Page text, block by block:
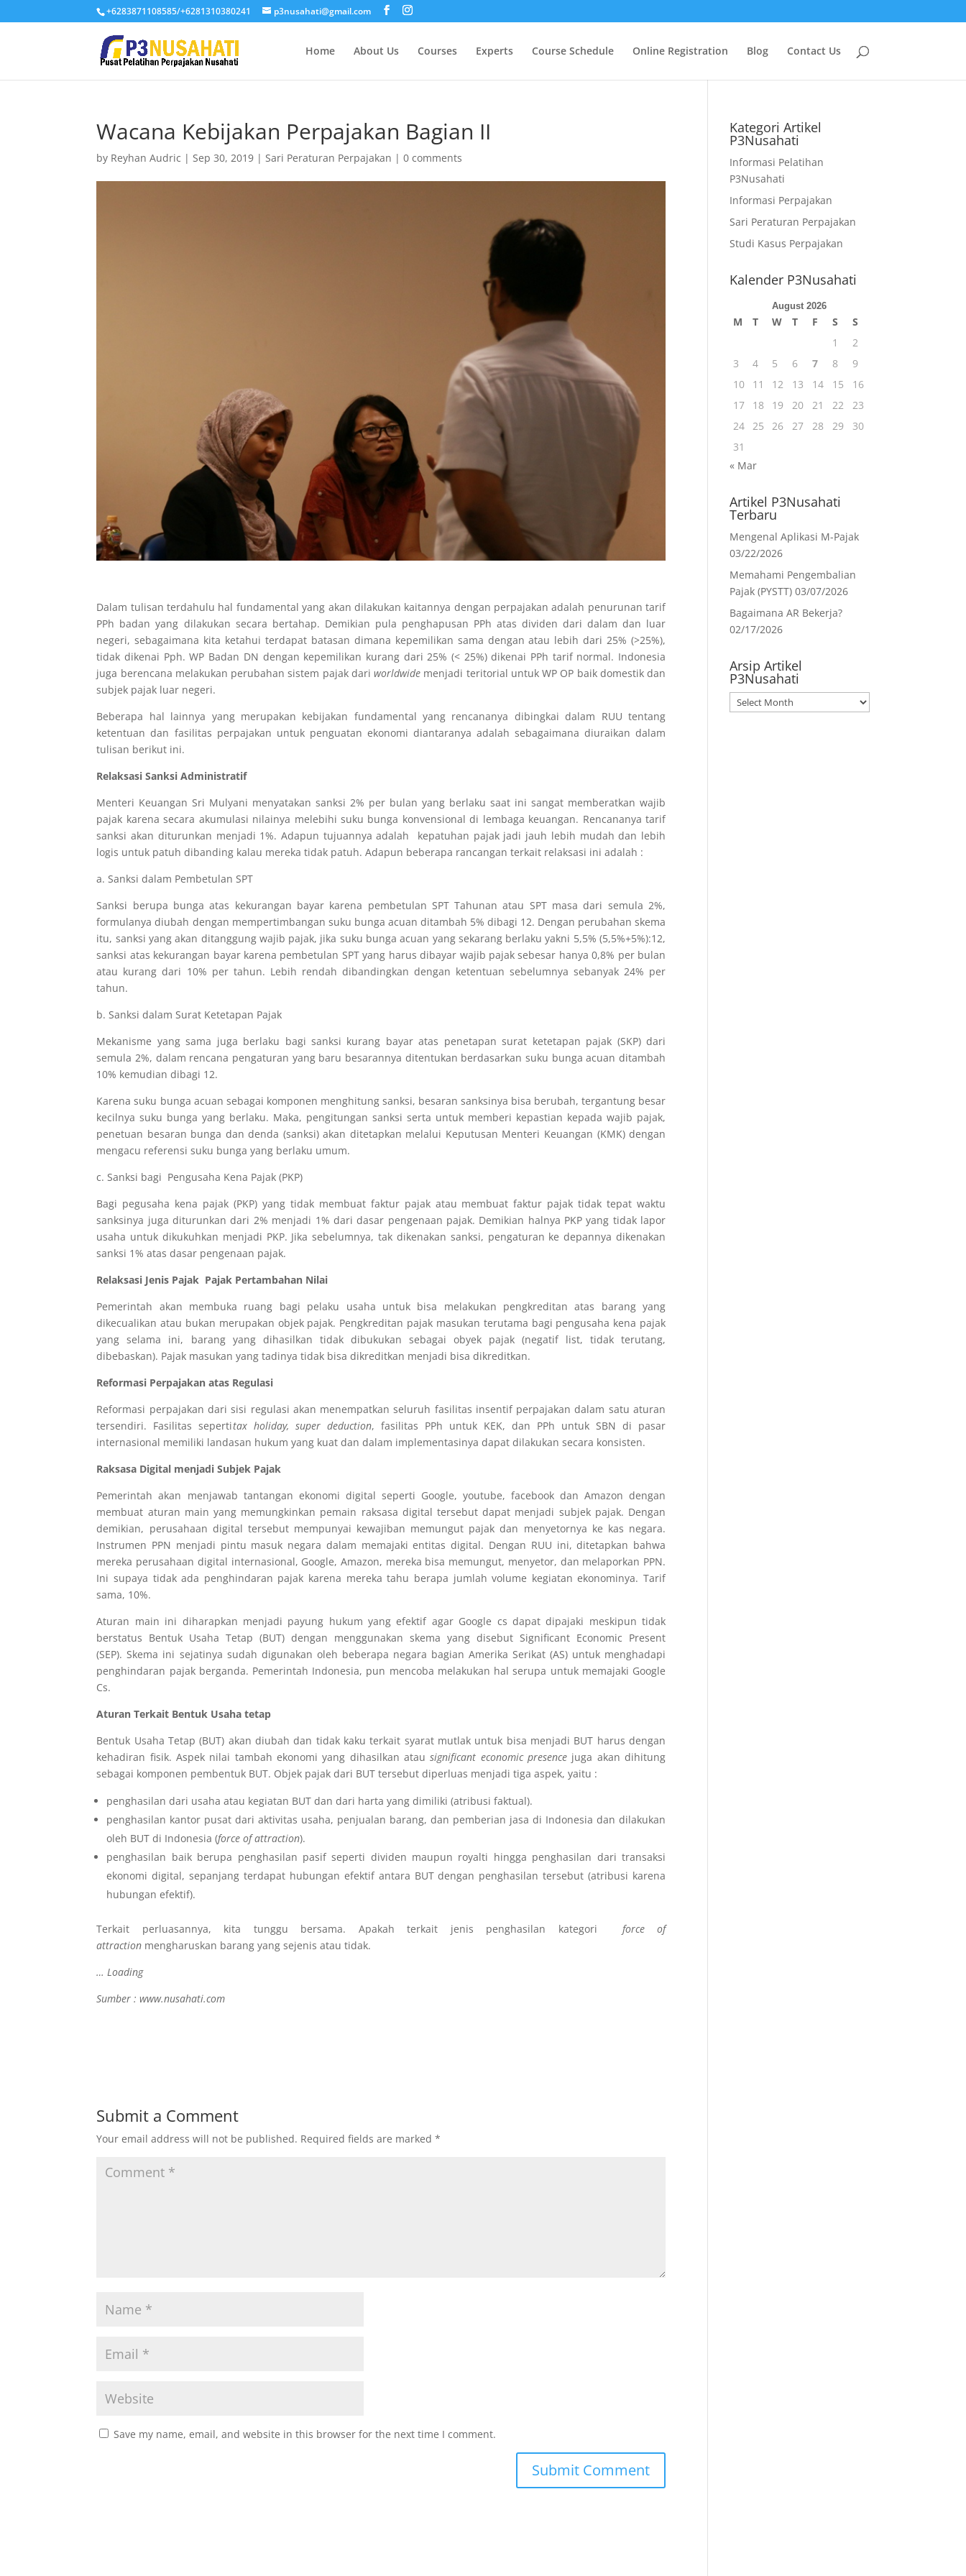
+6283871108585/+6281310380241 p3nusahati@gmail.com
Home About Us Courses Experts Course Schedule Online Registration Blog Contact Us
Wacana Kebijakan Perpajakan Bagian II
by Reyhan Audric |Sep 30, 2019 |Sari Peraturan Perpajakan |0 comments
Dalam tulisan terdahulu hal fundamental yang akan dilakukan kaitannya dengan perpajakan adalah penurunan tarif
PPh badan yang dilakukan secara bertahap. Demikian pula penghapusan PPh atas dividen dari dalam dan luar
negeri, sebagaimana kita ketahui terdapat batasan dimana kepemilikan sama dengan atau lebih dari 25% (>25%),
tidak dikenai Pph. WP Badan DN dengan kepemilikan kurang dari 25% (< 25%) dikenai PPh tarif normal. Indonesia
juga berencana melakukan perubahan sistem pajak dariworldwide menjadi teritorial untuk WP OP baik domestik dan
subjek pajak luar negeri.
Beberapa hal lainnya yang merupakan kebijakan fundamental yang rencananya dibingkai dalam RUU tentang
ketentuan dan fasilitas perpajakan untuk penguatan ekonomi diantaranya adalah sebagaimana diuraikan dalam
tulisan berikut ini.
Relaksasi Sanksi Administratif
Menteri Keuangan Sri Mulyani menyatakan sanksi 2% per bulan yang berlaku saat ini sangat memberatkan wajib
pajak karena secara akumulasi nilainya melebihi suku bunga konvensional di lembaga keuangan. Rencananya tarif
sanksi akan diturunkan menjadi 1%. Adapun tujuannya adalah kepatuhan pajak jadi jauh lebih mudah dan lebih
logis untuk patuh dibanding kalau mereka tidak patuh. Adapun beberapa rancangan terkait relaksasi ini adalah :
a. Sanksi dalam Pembetulan SPT
Sanksi berupa bunga atas kekurangan bayar karena pembetulan SPT Tahunan atau SPT masa dari semula 2%,
formulanya diubah dengan mempertimbangan suku bunga acuan ditambah 5% dibagi 12. Dengan perubahan skema
itu, sanksi yang akan ditanggung wajib pajak, jika suku bunga acuan yang sekarang berlaku yakni 5,5% (5,5%+5%):12,
sanksi atas kekurangan bayar karena pembetulan SPT yang harus dibayar wajib pajak sebesar hanya 0,8% per bulan
atau kurang dari 10% per tahun. Lebih rendah dibandingkan dengan ketentuan sebelumnya sebanyak 24% per
tahun.
b. Sanksi dalam Surat Ketetapan Pajak
Mekanisme yang sama juga berlaku bagi sanksi kurang bayar atas penetapan surat ketetapan pajak (SKP) dari
semula 2%, dalam rencana pengaturan yang baru besarannya ditentukan berdasarkan suku bunga acuan ditambah
10% kemudian dibagi 12.
Karena suku bunga acuan sebagai komponen menghitung sanksi, besaran sanksinya bisa berubah, tergantung besar
kecilnya suku bunga yang berlaku. Maka, pengitungan sanksi serta untuk memberi kepastian kepada wajib pajak,
penetuan besaran bunga dan denda (sanksi) akan ditetapkan melalui Keputusan Menteri Keuangan (KMK) dengan
mengacu referensi suku bunga yang berlaku umum.
c. Sanksi bagi Pengusaha Kena Pajak (PKP)
Bagi pegusaha kena pajak (PKP) yang tidak membuat faktur pajak atau membuat faktur pajak tidak tepat waktu
sanksinya juga diturunkan dari 2% menjadi 1% dari dasar pengenaan pajak. Demikian halnya PKP yang tidak lapor
usaha untuk dikukuhkan menjadi PKP. Jika sebelumnya, tak dikenakan sanksi, pengaturan ke depannya dikenakan
sanksi 1% atas dasar pengenaan pajak.
Relaksasi Jenis Pajak Pajak Pertambahan Nilai
Pemerintah akan membuka ruang bagi pelaku usaha untuk bisa melakukan pengkreditan atas barang yang
dikecualikan atau bukan merupakan objek pajak. Pengkreditan pajak masukan terutama bagi pengusaha kena pajak
yang selama ini, barang yang dihasilkan tidak dibukukan sebagai obyek pajak (negatif list, tidak terutang,
dibebaskan). Pajak masukan yang tadinya tidak bisa dikreditkan menjadi bisa dikreditkan.
Reformasi Perpajakan atas Regulasi
Reformasi perpajakan dari sisi regulasi akan menempatkan seluruh fasilitas insentif perpajakan dalam satu aturan
tersendiri. Fasilitas sepertitax holiday, super deduction, fasilitas PPh untuk KEK, dan PPh untuk SBN di pasar
internasional memiliki landasan hukum yang kuat dan dalam implementasinya dapat dilakukan secara konsisten.
Raksasa Digital menjadi Subjek Pajak
Pemerintah akan menjawab tantangan ekonomi digital seperti Google, youtube, facebook dan Amazon dengan
membuat aturan main yang memungkinkan pemain raksasa digital tersebut dapat menjadi subjek pajak. Dengan
demikian, perusahaan digital tersebut mempunyai kewajiban memungut pajak dan menyetornya ke kas negara.
Instrumen PPN menjadi pintu masuk negara dalam memajaki entitas digital. Dengan RUU ini, ditetapkan bahwa
mereka perusahaan digital internasional, Google, Amazon, mereka bisa memungut, menyetor, dan melaporkan PPN.
Ini supaya tidak ada penghindaran pajak karena mereka tahu berapa jumlah volume kegiatan ekonominya. Tarif
sama, 10%.
Aturan main ini diharapkan menjadi payung hukum yang efektif agar Google cs dapat dipajaki meskipun tidak
berstatus Bentuk Usaha Tetap (BUT) dengan menggunakan skema yang disebut Significant Economic Present
(SEP). Skema ini sejatinya sudah digunakan oleh beberapa negara bagian Amerika Serikat (AS) untuk menghadapi
penghindaran pajak berganda. Pemerintah Indonesia, pun mencoba melakukan hal serupa untuk memajaki Google
Cs.
Aturan Terkait Bentuk Usaha tetap
Bentuk Usaha Tetap (BUT) akan diubah dan tidak kaku terkait syarat mutlak untuk bisa menjadi BUT harus dengan
kehadiran fisik. Aspek nilai tambah ekonomi yang dihasilkan atausignificant economic presence juga akan dihitung
sebagai komponen pembentuk BUT. Objek pajak dari BUT tersebut diperluas menjadi tiga aspek, yaitu :
penghasilan dari usaha atau kegiatan BUT dan dari harta yang dimiliki (atribusi faktual).
penghasilan kantor pusat dari aktivitas usaha, penjualan barang, dan pemberian jasa di Indonesia dan dilakukan
oleh BUT di Indonesia (force of attraction).
penghasilan baik berupa penghasilan pasif seperti dividen maupun royalti hingga penghasilan dari transaksi
ekonomi digital, sepanjang terdapat hubungan efektif antara BUT dengan penghasilan tersebut (atribusi karena
hubungan efektif).
Terkait perluasannya, kita tunggu bersama. Apakah terkait jenis penghasilan kategori force of
attraction mengharuskan barang yang sejenis atau tidak.
… Loading
Sumber : www.nusahati.com
Submit a Comment
Your email address will not be published. Required fields are marked*
Save my name, email, and website in this browser for the next time I comment.
Kategori Artikel
P3Nusahati
Informasi Pelatihan
P3Nusahati
Informasi Perpajakan
Sari Peraturan Perpajakan
Studi Kasus Perpajakan
Kalender P3Nusahati
August 2026
M T W T F S
S
1
2
3
4 5 6 7 8
9
10
11 12 13 14 15
16
17
18 19 20 21 22
23
24 25 26 27 28 29
30
31
« Mar
Artikel P3Nusahati
Terbaru
Mengenal Aplikasi M-Pajak
03/22/2026
Memahami Pengembalian
Pajak (PYSTT) 03/07/2026
Bagaimana AR Bekerja?
02/17/2026
Arsip Artikel
P3Nusahati
Arsip
Artikel